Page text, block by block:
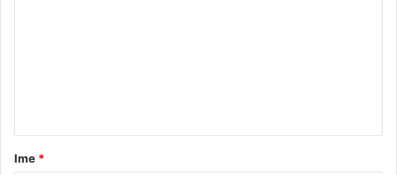
rIme *